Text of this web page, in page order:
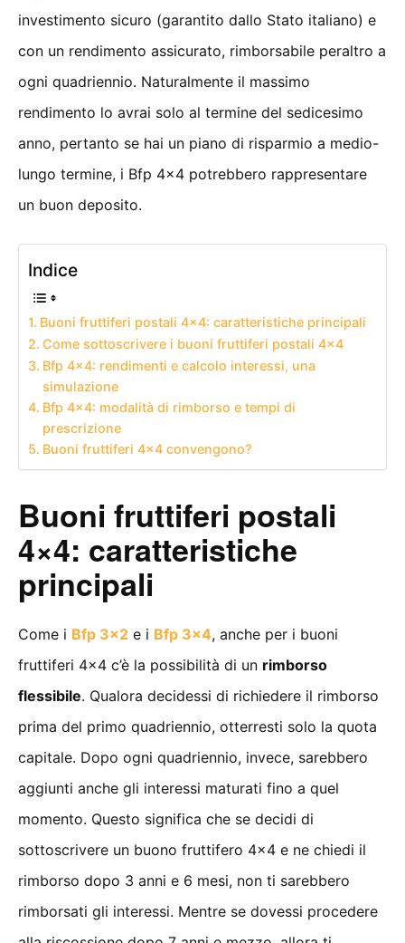
investimento sicuro (garantito dallo Stato italiano) e
con un rendimento assicurato, rimborsabile peraltro a
ogni quadriennio. Naturalmente il massimo
rendimento lo avrai solo al termine del sedicesimo
anno, pertanto se hai un piano di risparmio a medio-
lungo termine, i Bfp 4×4 potrebbero rappresentare
un buon deposito.
Indice
Buoni fruttiferi postali 4×4: caratteristiche principali
Come sottoscrivere i buoni fruttiferi postali 4×4
Bfp 4×4: rendimenti e calcolo interessi, una
simulazione
Bfp 4×4: modalità di rimborso e tempi di
prescrizione
Buoni fruttiferi 4×4 convengono?
Buoni fruttiferi postali
4×4: caratteristiche
principali
Come i Bfp 3×2 e i Bfp 3×4, anche per i buoni
fruttiferi 4×4 c’è la possibilità di un rimborso
flessibile. Qualora decidessi di richiedere il rimborso
prima del primo quadriennio, otterresti solo la quota
capitale. Dopo ogni quadriennio, invece, sarebbero
aggiunti anche gli interessi maturati fino a quel
momento. Questo significa che se decidi di
sottoscrivere un buono fruttifero 4×4 e ne chiedi il
rimborso dopo 3 anni e 6 mesi, non ti sarebbero
rimborsati gli interessi. Mentre se dovessi procedere